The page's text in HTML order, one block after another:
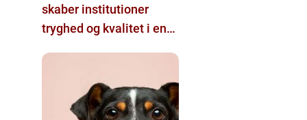
skaber institutioner
tryghed og kvalitet i en